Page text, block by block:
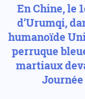
En Chine, le
d’Urumqi,
humanoïde
perruque
martiaux